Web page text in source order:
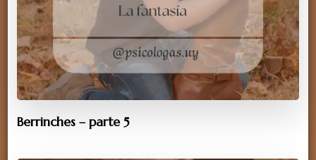
Berrinches – parte 5